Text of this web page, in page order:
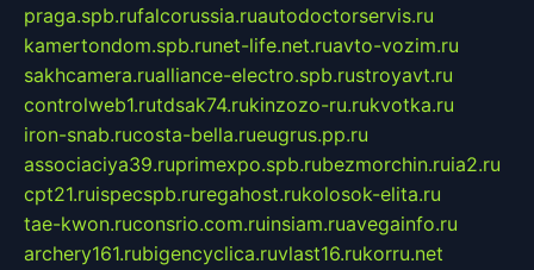
praga.spb.rufalcorussia.ruautodoctorservis.ru
kamertondom.spb.runet-life.net.ruavto-vozim.ru
sakhcamera.rualliance-electro.spb.rustroyavt.ru
controlweb1.rutdsak74.rukinzozo-ru.rukvotka.ru
iron-snab.rucosta-bella.rueugrus.pp.ru
associaciya39.ruprimexpo.spb.rubezmorchin.ruia2.ru
cpt21.ruispecspb.ruregahost.rukolosok-elita.ru
tae-kwon.ruconsrio.com.ruinsiam.ruavegainfo.ru
archery161.rubigencyclica.ruvlast16.rukorru.net